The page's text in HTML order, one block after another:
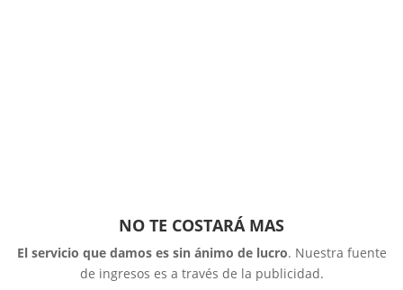
NO TE COSTARÁ MAS
El servicio que damos es sin ánimo de lucro. Nuestra fuente
de ingresos es a través de la publicidad.